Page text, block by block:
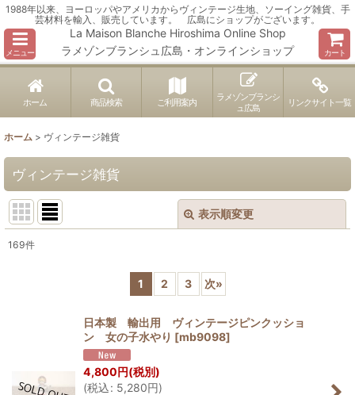
1988年以来、ヨーロッパやアメリカからヴィンテージ生地、ソーイング雑貨、手
芸材料を輸入、販売しています。 広島にショップがございます。
メニュー
La Maison Blanche Hiroshima Online Shop
ラメゾンブランシュ広島・オンラインショップ
カート
ホーム 商品検索 ご利用案内
ラメゾンブランシ
ュ広島
リンクサイト一覧
ホーム > ヴィンテージ雑貨
ヴィンテージ雑貨
表示順変更
絞り込む
169件
1 2 3 次»
日本製 輸出用 ヴィンテージピンクッショ
ン 女の子水やり [mb9098]
4,800円(税別)
(税込: 5,280円)